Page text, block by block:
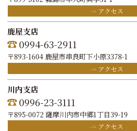
アクセス
鹿屋支店
0994-63-2911
〒893-1604 鹿屋市串良町下小原3378-1
アクセス
川内支店
0996-23-3111
〒895-0072 薩摩川内市中郷1丁目39-19
アクセス